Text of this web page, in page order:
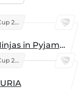
Esports World Cup 2026
Ninjas in Pyjamas
Esports World Cup 2026